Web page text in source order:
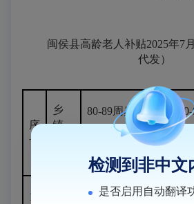
闽侯县高龄老人补贴2025年7
代发）
序
号
乡
镇
80-89周岁
人数
金额
（元）
人
1 631 63100 112
检测到非中文
是否启用自动翻译